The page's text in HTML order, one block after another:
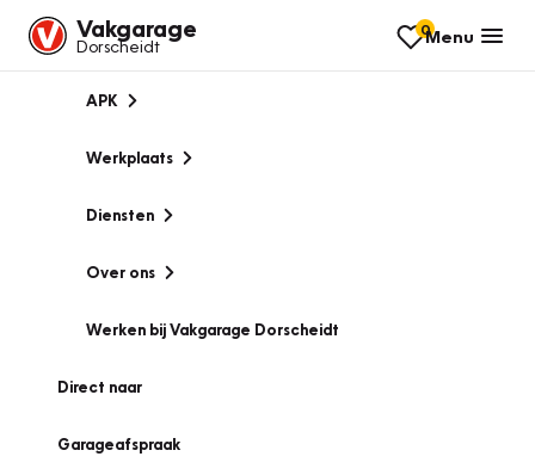
Vakgarage
Dorscheidt
0Menu
APK
Werkplaats
Diensten
Over ons
Werken bij Vakgarage Dorscheidt
Direct naar
Garageafspraak